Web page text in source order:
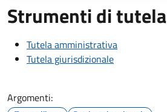
Strumenti di tutela
Tutela amministrativa
Tutela giurisdizionale
Argomenti: